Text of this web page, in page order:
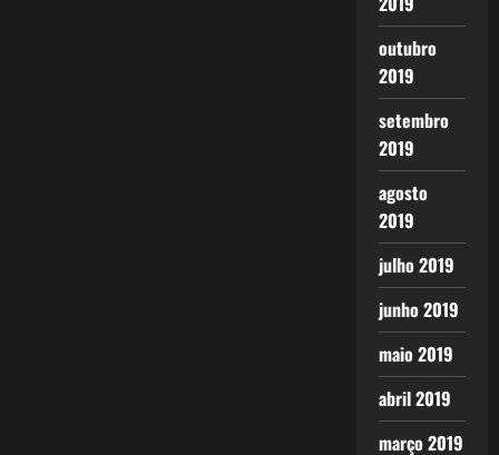
outubro
2019
setembro
2019
agosto
2019
julho 2019
junho 2019
maio 2019
abril 2019
março 2019